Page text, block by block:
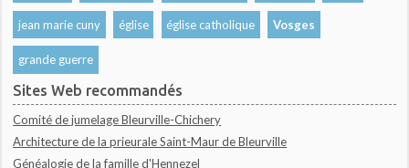
jean marie cuny église église catholique Vosges
grande guerre
Sites Web recommandés
Comité de jumelage Bleurville-Chichery
Architecture de la prieurale Saint-Maur de Bleurville
Généalogie de la famille d'Hennezel